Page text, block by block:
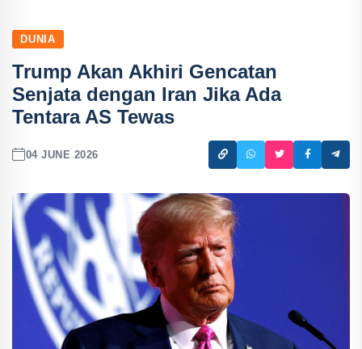
DUNIA
Trump Akan Akhiri Gencatan
Senjata dengan Iran Jika Ada
Tentara AS Tewas
04 JUNE 2026